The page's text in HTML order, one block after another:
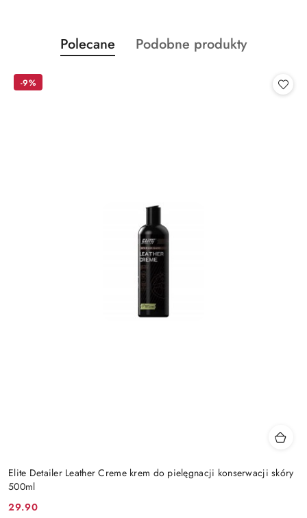
Pomiń karuzelę produktów
Produkty
o
Polecane
Produkty
Podobne produkty
Elite Detailer Leather Creme krem do pielęgnacji konserwacji skóry
500ml
Cena
29.90
-9%